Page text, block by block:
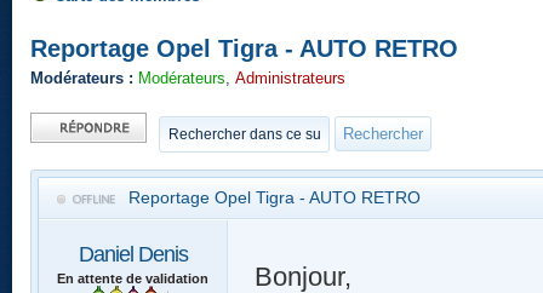
Reportage Opel Tigra - AUTO RETRO
Modérateurs : Modérateurs, Administrateurs
Publier une
réponse
Reportage Opel Tigra - AUTO RETRO
Daniel Denis
En attente de validation Bonjour,